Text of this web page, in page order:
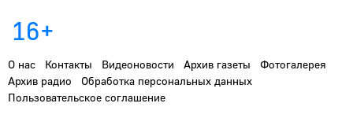
16+
О нас Контакты Видеоновости Архив газеты
Фотогалерея
Архив радио
Обработка персональных данных
Пользовательское соглашение